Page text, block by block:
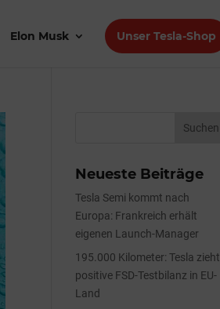
Elon Musk Unser Tesla-Shop
Neueste Beiträge
Tesla Semi kommt nach
Europa: Frankreich erhält
eigenen Launch-Manager
195.000 Kilometer: Tesla zieht
positive FSD-Testbilanz in EU-
Land